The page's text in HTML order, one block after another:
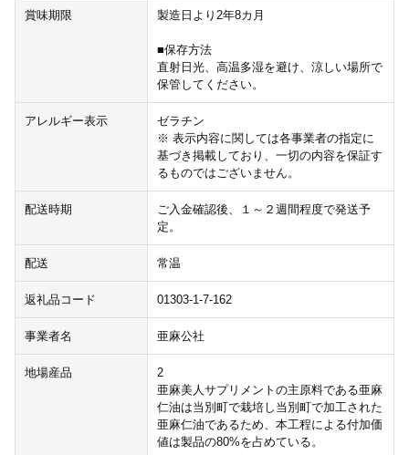
賞味期限 製造日より2年8カ月
■保存方法
直射日光、高温多湿を避け、涼しい場所で
保管してください。
アレルギー表示
ゼラチン
※ 表示内容に関しては各事業者の指定に
基づき掲載しており、一切の内容を保証す
るものではございません。
配送時期
ご入金確認後、１～２週間程度で発送予
定。
配送 常温
返礼品コード 01303-1-7-162
事業者名 亜麻公社
地場産品
2
亜麻美人サプリメントの主原料である亜麻
仁油は当別町で栽培し当別町で加工された
亜麻仁油であるため、本工程による付加価
値は製品の80%を占めている。